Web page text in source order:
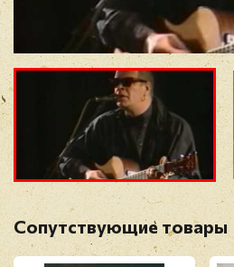
Оставить
Перед публикацией
Сопутствующие товары